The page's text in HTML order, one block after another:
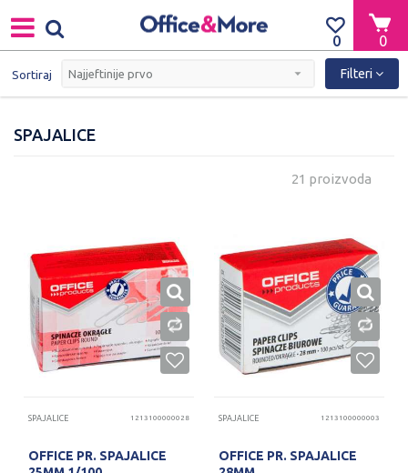
0
0
SPAJALICE
Sortiraj Filteri
21 proizvoda
SPAJALICE 1213100000028
OFFICE PR. SPAJALICE
SPAJALICE 1213100000003
OFFICE PR. SPAJALICE